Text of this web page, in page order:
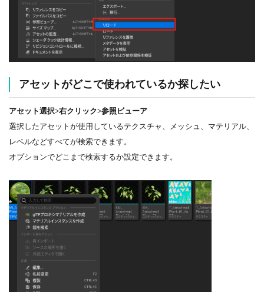
アセットがどこで使われているか探したい
アセット選択>右クリック>参照ビューア
選択したアセットが使用しているテクスチャ、メッシュ、マテリアル、
レベルなどすべてが検索できます。
オプションでどこまで検索するか設定できます。